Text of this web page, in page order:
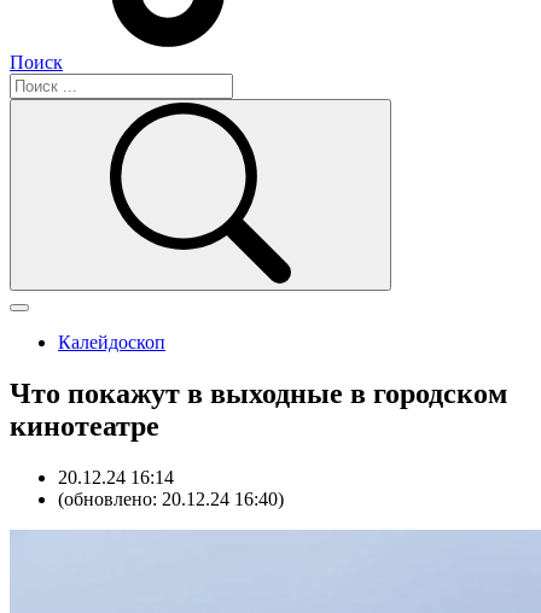
Поиск
Калейдоскоп
Что покажут в выходные в городском
кинотеатре
20.12.24 16:14
(обновлено: 20.12.24 16:40)